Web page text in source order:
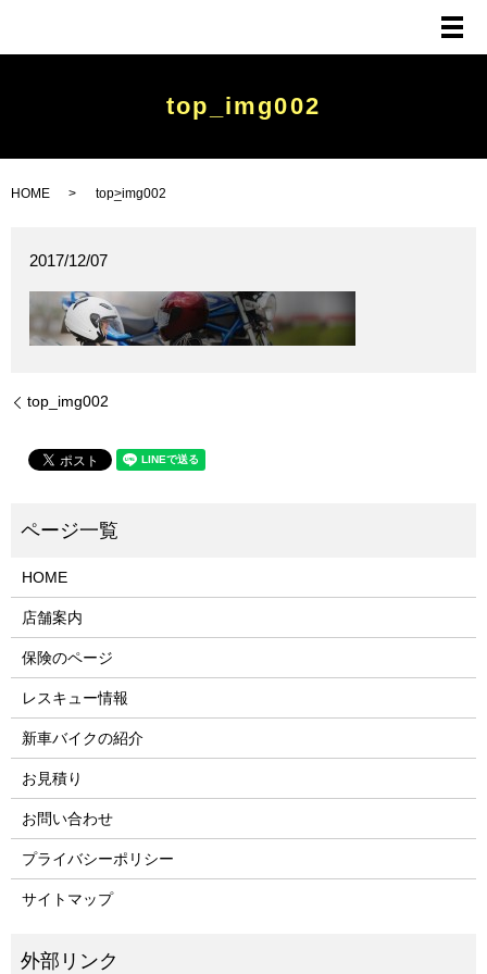
メ
top_img002
HOME top_img002
2017/12/07
top_img002
HOME
店舗案内
保険のページ
レスキュー情報
新車バイクの紹介
お見積り
お問い合わせ
プライバシーポリシー
サイトマップ